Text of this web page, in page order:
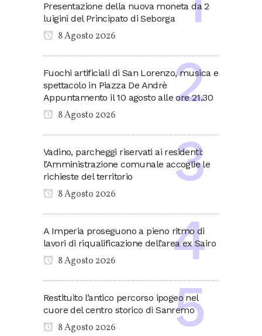
Presentazione della nuova moneta da 2
luigini del Principato di Seborga
8 Agosto 2026
Fuochi artificiali di San Lorenzo, musica e
spettacolo in Piazza De Andrè
Appuntamento il 10 agosto alle ore 21.30
8 Agosto 2026
Vadino, parcheggi riservati ai residenti:
l’Amministrazione comunale accoglie le
richieste del territorio
8 Agosto 2026
A Imperia proseguono a pieno ritmo di
lavori di riqualificazione dell’area ex Sairo
8 Agosto 2026
Restituito l’antico percorso ipogeo nel
cuore del centro storico di Sanremo
8 Agosto 2026